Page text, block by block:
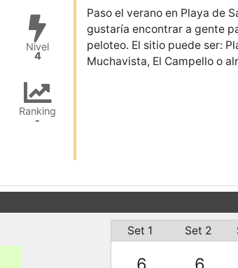
Nivel
4
Ranking
-
Paso el verano en Playa de
gustaría encontrar a gente
peloteo. El sitio puede ser:
Muchavista, El Campello o
Set 1 Set 2